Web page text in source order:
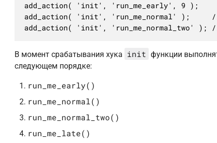
add_action( 'init', 'run_me_early', 9 );
add_action( 'init', 'run_me_normal' );     //
add_action( 'init', 'run_me_normal_two' ); //
В момент срабатывания хука init функции
следующем порядке:
run_me_early()
run_me_normal()
run_me_normal_two()
run_me_late()